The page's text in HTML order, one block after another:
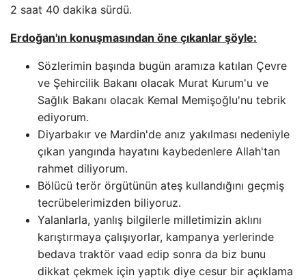
2 saat 40 dakika sürdü.
Erdoğan'ın konuşmasından öne çıkanlar şöyle:
Sözlerimin başında bugün aramıza katılan Çevre
ve Şehircilik Bakanı olacak Murat Kurum'u ve
Sağlık Bakanı olacak Kemal Memişoğlu'nu tebrik
ediyorum.
Diyarbakır ve Mardin'de anız yakılması nedeniyle
çıkan yangında hayatını kaybedenlere Allah'tan
rahmet diliyorum.
Bölücü terör örgütünün ateş kullandığını geçmiş
tecrübelerimizden biliyoruz.
Yalanlarla, yanlış bilgilerle milletimizin aklını
karıştırmaya çalışıyorlar, kampanya yerlerinde
bedava traktör vaad edip sonra da biz bunu
dikkat çekmek için yaptık diye cesur bir açıklama